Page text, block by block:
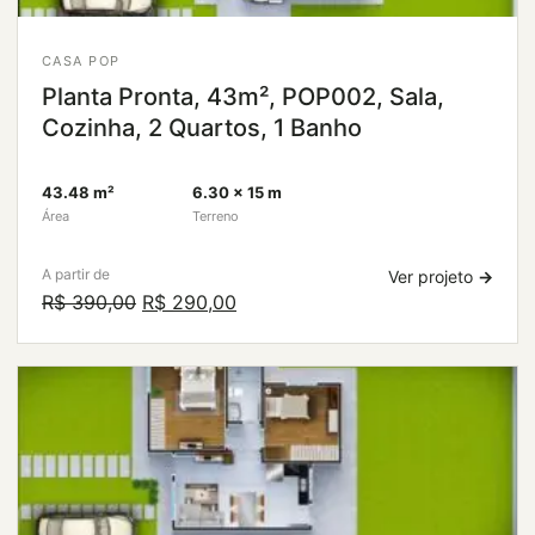
CASA POP
Planta Pronta, 43m², POP002, Sala,
Cozinha, 2 Quartos, 1 Banho
43.48 m²
Área
6.30 × 15 m
Terreno
A partir de
R$390,00 O
original
era:
R$ 390,00.
R$ 290,00
atual
é:
R$ 290,00.
Ver projeto →